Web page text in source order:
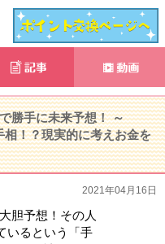
勝手に未来予想！ ～
！？現実的に考えお金を
2021年04月16日
胆予想！その人
いるという「手